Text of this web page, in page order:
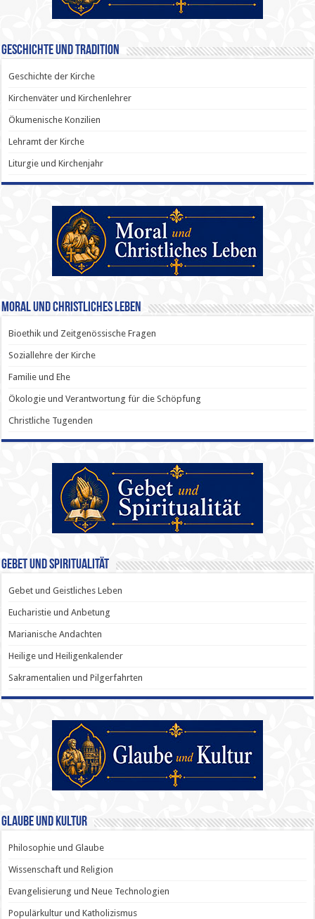
Geschichte und Tradition
Geschichte der Kirche
Kirchenväter und Kirchenlehrer
Ökumenische Konzilien
Lehramt der Kirche
Liturgie und Kirchenjahr
Moral und Christliches Leben
Bioethik und Zeitgenössische Fragen
Soziallehre der Kirche
Familie und Ehe
Ökologie und Verantwortung für die Schöpfung
Christliche Tugenden
Gebet und Spiritualität
Gebet und Geistliches Leben
Eucharistie und Anbetung
Marianische Andachten
Heilige und Heiligenkalender
Sakramentalien und Pilgerfahrten
Glaube und Kultur
Philosophie und Glaube
Wissenschaft und Religion
Evangelisierung und Neue Technologien
Populärkultur und Katholizismus